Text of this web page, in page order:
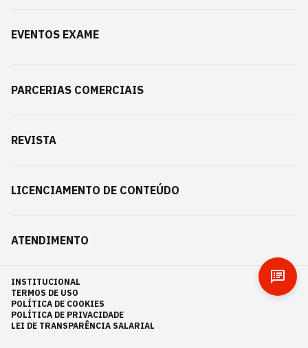
EVENTOS EXAME
PARCERIAS COMERCIAIS
REVISTA
LICENCIAMENTO DE CONTEÚDO
ATENDIMENTO
INSTITUCIONAL
TERMOS DE USO
POLÍTICA DE COOKIES
POLÍTICA DE PRIVACIDADE
LEI DE TRANSPARÊNCIA SALARIAL